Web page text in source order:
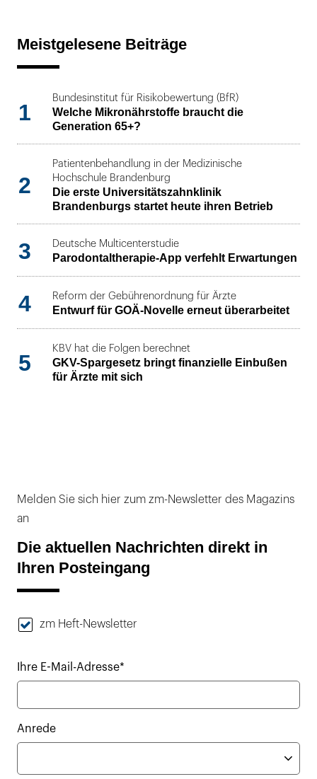
Meistgelesene Beiträge
1
Bundesinstitut für Risikobewertung (BfR)
Welche Mikronährstoffe braucht die
Generation 65+?
2
Patientenbehandlung in der Medizinische
Hochschule Brandenburg
Die erste Universitätszahnklinik
Brandenburgs startet heute ihren Betrieb
3 Deutsche Multicenterstudie
Parodontaltherapie-App verfehlt Erwartungen
4 Reform der Gebührenordnung für Ärzte
Entwurf für GOÄ-Novelle erneut überarbeitet
5
KBV hat die Folgen berechnet
GKV-Spargesetz bringt finanzielle Einbußen
für Ärzte mit sich
Melden Sie sich hier zum zm-Newsletter des Magazins
an
Die aktuellen Nachrichten direkt in
Ihren Posteingang
zm Heft-Newsletter
Ihre E-Mail-Adresse*
Anrede